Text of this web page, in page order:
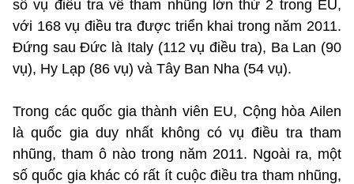
số vụ điều tra về tham nhũng lớn thứ 2 trong EU,
với 168 vụ điều tra được triển khai trong năm 2011.
Đứng sau Đức là Italy (112 vụ điều tra), Ba Lan (90
vụ), Hy Lạp (86 vụ) và Tây Ban Nha (54 vụ).
Trong các quốc gia thành viên EU, Cộng hòa Ailen
là quốc gia duy nhất không có vụ điều tra tham
nhũng, tham ô nào trong năm 2011. Ngoài ra, một
số quốc gia khác có rất ít cuộc điều tra tham nhũng,